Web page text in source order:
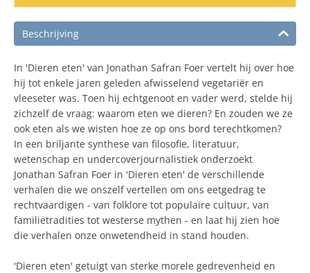
Beschrijving
In 'Dieren eten' van Jonathan Safran Foer vertelt hij over hoe
hij tot enkele jaren geleden afwisselend vegetariër en
vleeseter was. Toen hij echtgenoot en vader werd, stelde hij
zichzelf de vraag: waarom eten we dieren? En zouden we ze
ook eten als we wisten hoe ze op ons bord terechtkomen?
In een briljante synthese van filosofie, literatuur,
wetenschap en undercoverjournalistiek onderzoekt
Jonathan Safran Foer in 'Dieren eten' de verschillende
verhalen die we onszelf vertellen om ons eetgedrag te
rechtvaardigen - van folklore tot populaire cultuur, van
familietradities tot westerse mythen - en laat hij zien hoe
die verhalen onze onwetendheid in stand houden.
'Dieren eten' getuigt van sterke morele gedrevenheid en